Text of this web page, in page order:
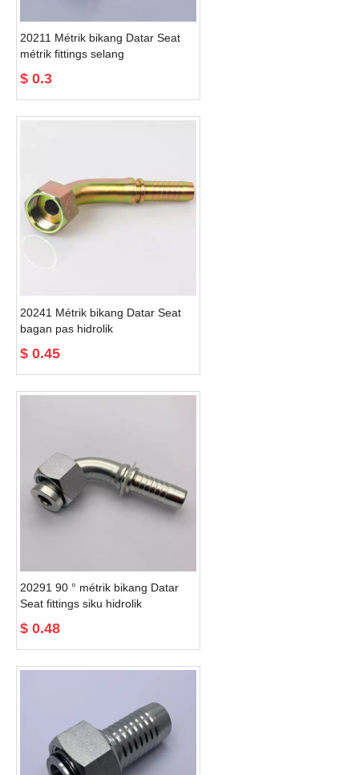
20211 Métrik bikang Datar Seat
métrik fittings selang
$ 0.3
20241 Métrik bikang Datar Seat
bagan pas hidrolik
$ 0.45
20291 90 ° métrik bikang Datar
Seat fittings siku hidrolik
$ 0.48